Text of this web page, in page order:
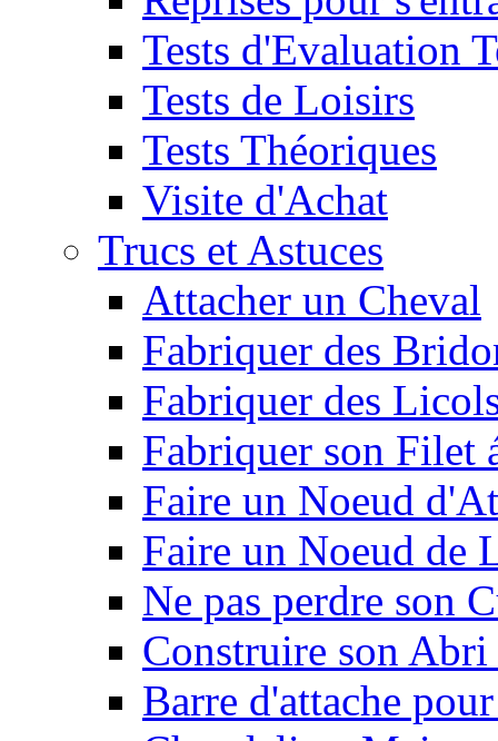
Tests d'Evaluation
Tests de Loisirs
Tests Théoriques
Visite d'Achat
Trucs et Astuces
Attacher un Cheval
Fabriquer des
Fabriquer des
Fabriquer son Filet
Faire un Noeud
Faire un Noeud de
Ne pas perdre son
Construire son
Barre d'attache